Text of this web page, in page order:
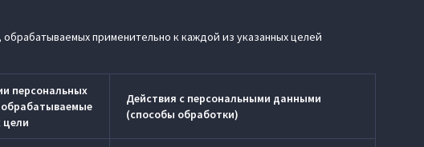
применительно к каждой из указанных целей
персональных
цели
Действия с персональными данными
(способы обработки)